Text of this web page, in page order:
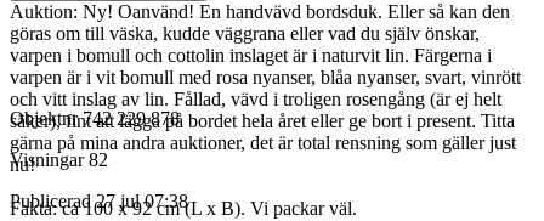
Auktion: Ny! Oanvänd! En handvävd bordsduk. Eller så kan den
göras om till väska, kudde väggrana eller vad du själv önskar,
varpen i bomull och cottolin inslaget är i naturvit lin. Färgerna i
varpen är i vit bomull med rosa nyanser, blåa nyanser, svart, vinrött
och vitt inslag av lin. Fållad, vävd i troligen rosengång (är ej helt
säker), fint att lägga på bordet hela året eller ge bort i present. Titta
gärna på mina andra auktioner, det är total rensning som gäller just
nu!
Fakta: ca 100 x 92 cm (L x B). Vi packar väl.
Objektnr 742 229 878
Visningar 82
Publicerad 27 jul 07:38